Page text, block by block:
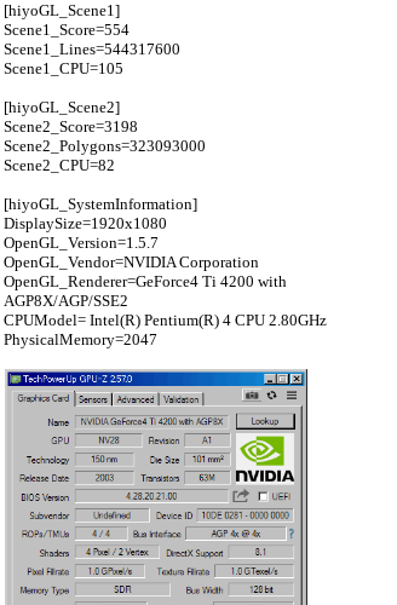
[hiyoGL_Scene1]
Scene1_Score=554
Scene1_Lines=544317600
Scene1_CPU=105
[hiyoGL_Scene2]
Scene2_Score=3198
Scene2_Polygons=323093000
Scene2_CPU=82
[hiyoGL_SystemInformation]
DisplaySize=1920x1080
OpenGL_Version=1.5.7
OpenGL_Vendor=NVIDIA Corporation
OpenGL_Renderer=GeForce4 Ti 4200 with
AGP8X/AGP/SSE2
CPUModel= Intel(R) Pentium(R) 4 CPU 2.80GHz
PhysicalMemory=2047